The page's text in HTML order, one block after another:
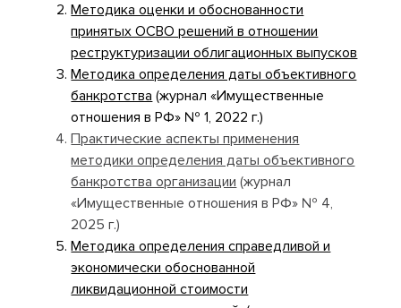
Методика оценки и обоснованности
принятых ОСВО решений в отношении
реструктуризации облигационных выпусков
Методика определения даты объективного
банкротства (журнал «Имущественные
отношения в РФ» № 1, 2022 г.)
Практические аспекты применения
методики определения даты объективного
банкротства организации (журнал
«Имущественные отношения в РФ» № 4,
2025 г.)
Методика определения справедливой и
экономически обоснованной
ликвидационной стоимости